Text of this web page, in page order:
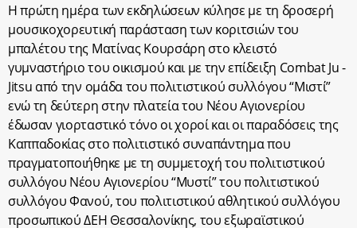
Η πρώτη ημέρα των εκδηλώσεων κύλησε με τη δροσερή
μουσικοχορευτική παράσταση των κοριτσιών του
μπαλέτου της Ματίνας Κουρσάρη στο κλειστό
γυμναστήριο του οικισμού και με την επίδειξη Combat Ju -
Jitsu από την ομάδα του πολιτιστικού συλλόγου “Μιστί”
ενώ τη δεύτερη στην πλατεία του Νέου Αγιονερίου
έδωσαν γιορταστικό τόνο οι χοροί και οι παραδόσεις της
Καππαδοκίας στο πολιτιστικό συναπάντημα που
πραγματοποιήθηκε με τη συμμετοχή του πολιτιστικού
συλλόγου Νέου Αγιονερίου “Μυστί” του πολιτιστικού
συλλόγου Φανού, του πολιτιστικού αθλητικού συλλόγου
προσωπικού ΔΕΗ Θεσσαλονίκης, του εξωραϊστικού